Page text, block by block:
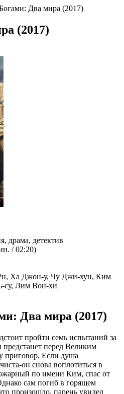
Два мира (2017)
(2017)
драма, детектив
/ 02:20)
Ха Джон-у, Чу Джи-хун, Ким
су, Лим Вон-хи
Два мира (2017)
пройти семь испытаний за
предстанет перед Великим
приговор. Если душа
он снова воплотиться в
по имени Ким, спас от
сам погиб в горящем
произошло, парень увидел